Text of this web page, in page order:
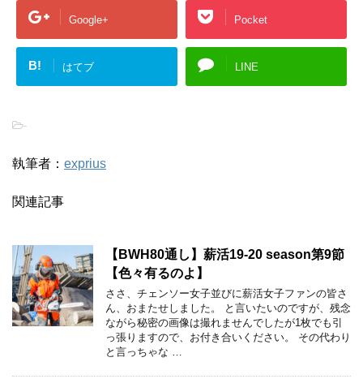
Google+ Pocket
B! はてブ LINE
-
執筆者： exprius
関連記事
【BWH80通し】薪活19-20 season第9節
【色々有るのよ】
ささ、チェンソー女子並びに薪活女子ファンの皆さ
ん、おまたせしました。 と言いたいのですが、残念
ながら秘密の画像は撮れませんでしたが1枚でも引
っ張りますので、お付き合いください。 その代わり
と言っちゃな …